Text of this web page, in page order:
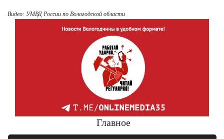
Видео: УМВД России по Вологодской области
Главное